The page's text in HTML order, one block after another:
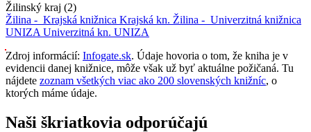
Žilinský kraj (2)
Žilina - Krajská knižnica Krajská kn. Žilina - Univerzitná knižnica
UNIZA Univerzitná kn. UNIZA
Zdroj informácií: Infogate.sk. Údaje hovoria o tom, že kniha je v
evidencii danej knižnice, môže však už byť aktuálne požičaná. Tu
nájdete zoznam všetkých viac ako 200 slovenských knižníc, o
ktorých máme údaje.
Naši škriatkovia odporúčajú